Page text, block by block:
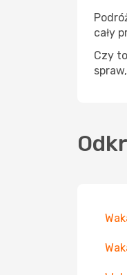
cały
Czy